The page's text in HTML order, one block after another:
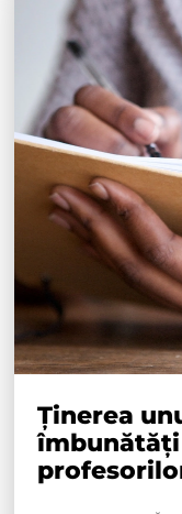
Ținerea
îmbunătăți